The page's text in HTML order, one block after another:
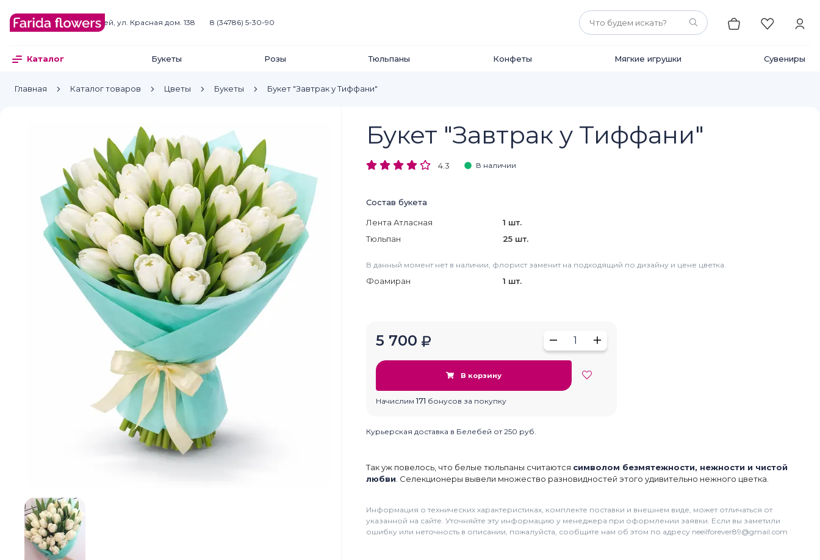
Белебей г. Белебей, ул. Красная дом. 138 8 (34786) 5-30-90
Каталог Букеты Розы Тюльпаны Конфеты Мягкие игрушки Сувениры
Главная Каталог товаров Цветы Букеты Букет "Завтрак у Тиффани"
Букет "Завтрак у Тиффани"
4.3 В наличии
Состав букета
Лента Атласная
1 шт.
Тюльпан
25 шт.
В данный момент нет в наличии, флорист заменит на подходящий по дизайну и цене цветка.
Фоамиран 1 шт.
5 700 1
В корзину
Начислим 171 бонусов за покупку
Курьерская доставка в Белебей от 250 руб.
Так уж повелось, что белые тюльпаны считаются символом безмятежности, нежности и чистой
любви . Селекционеры вывели множество разновидностей этого удивительно нежного цветка.
Информация о технических характеристиках, комплекте поставки и внешнем виде, может отличаться от
указанной на сайте. Уточняйте эту информацию у менеджера при оформлении заявки. Если вы заметили
ошибку или неточность в описании, пожалуйста, сообщите нам об этом по адресу neeilforever89@gmail.com